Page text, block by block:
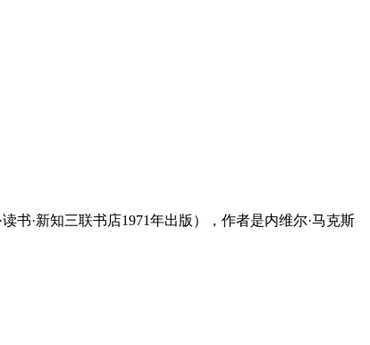
书·新知三联书店1971年出版），作者是内维尔·马克斯